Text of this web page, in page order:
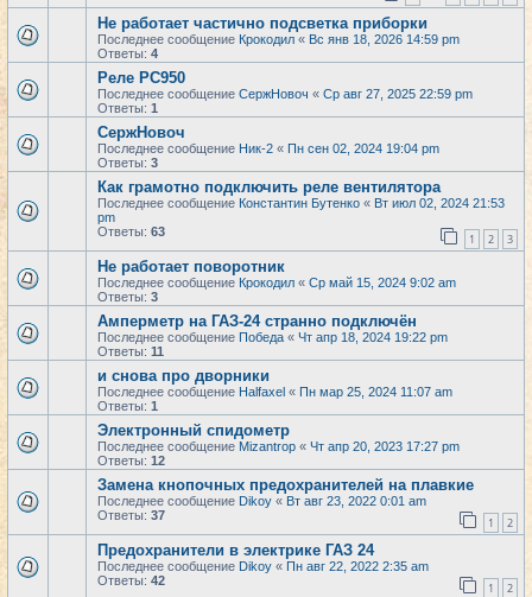
Не работает частично подсветка приборки
Последнее сообщение Крокодил « Вс янв 18, 2026 14:59 pm
Ответы: 4
Реле РС950
Последнее сообщение СержНовоч « Ср авг 27, 2025 22:59 pm
Ответы: 1
СержНовоч
Последнее сообщение Ник-2 « Пн сен 02, 2024 19:04 pm
Ответы: 3
Как грамотно подключить реле вентилятора
Последнее сообщение Константин Бутенко « Вт июл 02, 2024 21:53
pm
Ответы: 63 1 2 3
Не работает поворотник
Последнее сообщение Крокодил « Ср май 15, 2024 9:02 am
Ответы: 3
Амперметр на ГАЗ-24 странно подключён
Последнее сообщение Победа « Чт апр 18, 2024 19:22 pm
Ответы: 11
и снова про дворники
Последнее сообщение Halfaxel « Пн мар 25, 2024 11:07 am
Ответы: 1
Электронный спидометр
Последнее сообщение Mizantrop « Чт апр 20, 2023 17:27 pm
Ответы: 12
Замена кнопочных предохранителей на плавкие
Последнее сообщение Dikoy « Вт авг 23, 2022 0:01 am
Ответы: 37 1 2
Предохранители в электрике ГАЗ 24
Последнее сообщение Dikoy « Пн авг 22, 2022 2:35 am
Ответы: 42 1 2